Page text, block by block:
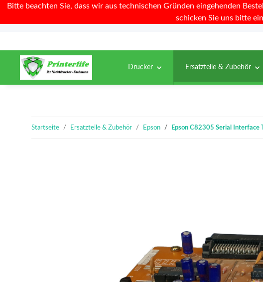
Bitte beachten Sie, dass wir aus technischen Gründen eingehenden
schicken Sie uns bitte
Drucker Ersatzteile & Zubehör
Startseite Ersatzteile & Zubehör Epson Epson C82305 Serial Interface